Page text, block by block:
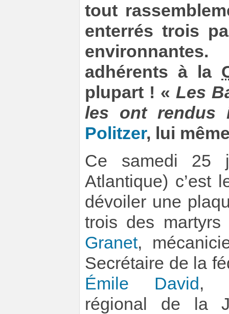
tout
enterrés trois
adhérents à la
plupart ! « Les
les ont rendus
Politzer, lui
Ce samedi 25
Atlantique) c’est
dévoiler une
trois des
Granet,
Secrétaire de la
Émile David ,
régional de la